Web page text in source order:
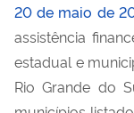
20 de maio de
assistência
estadual e
Rio Grande do